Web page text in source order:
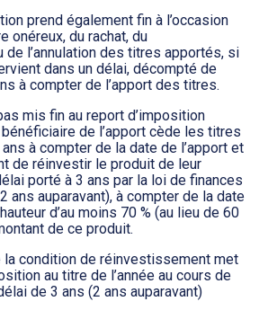
prend également fin à l’occasion
onéreux, du rachat, du
de l’annulation des titres apportés, si
dans un délai, décompté de
à compter de l’apport des titres.
mis fin au report d’imposition
de l’apport cède les titres
à compter de la date de l’apport et
de réinvestir le produit de leur
porté à 3 ans par la loi de finances
ans auparavant), à compter de la date
d’au moins 70 % (au lieu de 60
de ce produit.
la condition de réinvestissement met
au titre de l’année au cours de
de 3 ans (2 ans auparavant)